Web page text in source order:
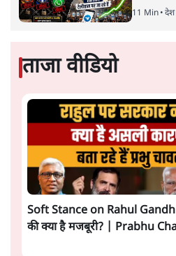
11 Min• देश
ताजा वीडियो
Soft Stance on Rahul
की क्या है मजबूरी? | Prabhu